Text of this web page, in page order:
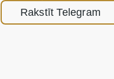
Rakstīt Telegram